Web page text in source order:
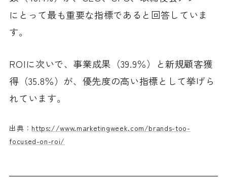
にとって最も重要な指標であると回答していま
す。
ROIに次いで、事業成果（39.9％）と新規顧客獲
得（35.8％）が、優先度の高い指標として挙げら
れています。
出典： https://www.marketingweek.com/brands-too-
focused-on-roi/